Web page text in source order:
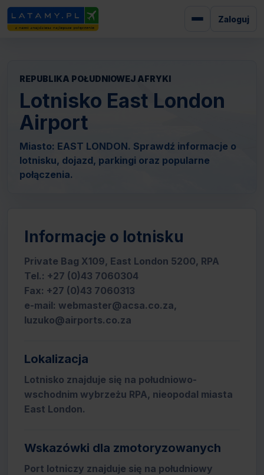
Zaloguj
REPUBLIKA POŁUDNIOWEJ AFRYKI
Lotnisko East London
Airport
Miasto: EAST LONDON. Sprawdź informacje o
lotnisku, dojazd, parkingi oraz popularne
połączenia.
Informacje o lotnisku
Private Bag X109, East London 5200, RPA
Tel.: +27 (0)43 7060304
Fax: +27 (0)43 7060313
e-mail: webmaster@acsa.co.za,
luzuko@airports.co.za
Lokalizacja
Lotnisko znajduje się na południowo-
wschodnim wybrzeżu RPA, nieopodal miasta
East London.
Wskazówki dla zmotoryzowanych
Port lotniczy znajduje się na południowy